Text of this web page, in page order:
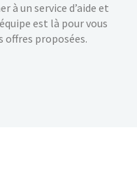
à un service d’aide et
est là pour vous
proposées.